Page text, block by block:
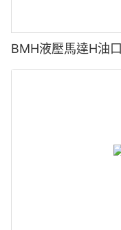
BMH液壓馬達H油口